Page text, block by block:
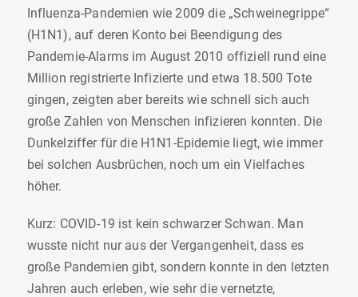
Influenza-Pandemien wie 2009 die „Schweinegrippe“
(H1N1), auf deren Konto bei Beendigung des
Pandemie-Alarms im August 2010 offiziell rund eine
Million registrierte Infizierte und etwa 18.500 Tote
gingen, zeigten aber bereits wie schnell sich auch
große Zahlen von Menschen infizieren konnten. Die
Dunkelziffer für die H1N1-Epidemie liegt, wie immer
bei solchen Ausbrüchen, noch um ein Vielfaches
höher.
Kurz: COVID-19 ist kein schwarzer Schwan. Man
wusste nicht nur aus der Vergangenheit, dass es
große Pandemien gibt, sondern konnte in den letzten
Jahren auch erleben, wie sehr die vernetzte,